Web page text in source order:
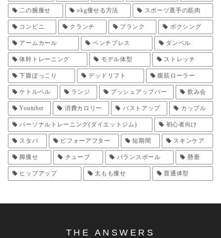
二の腕痩せ ○kg痩せる方法 スポーツ選手の筋肉
コンビニ クランチ プランク ボクシング
アームカール ベンチプレス ダンベル
体幹トレーニング モデル体型 ストレッチ
下腹ぽっこり デッドリフト 腹筋ローラー
ケトルベル ランジ プッシュアップバー 飲み会
Youtuber 消費カロリー バストアップ カップル
パーソナルトレーニング(ダイエットジム) 初心者向け
スタバ ビフォーアフター 短期間 スキンケア
脚痩せ チューブ バランスボール 懸垂
ヒップアップ 太もも痩せ 普通体型
THE ANSWERS